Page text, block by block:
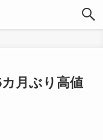
カ月ぶり高値